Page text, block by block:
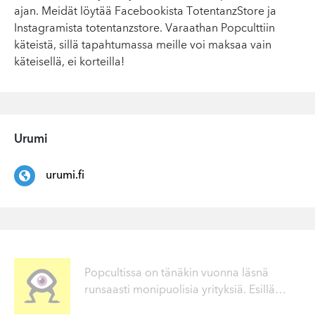
ajan. Meidät löytää Facebookista TotentanzStore ja
Instagramista totentanzstore. Varaathan Popculttiin
käteistä, sillä tapahtumassa meille voi maksaa vain
käteisellä, ei korteilla!
Urumi
urumi.fi
Popcultissa on tänäkin vuonna läsnä
runsaasti monipuolisia yrityksiä. Esillä …